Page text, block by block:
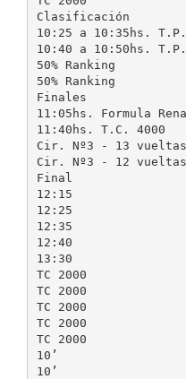
Clasificación
10:25 a 10:35hs.
10:40 a 10:50hs.
50% Ranking
50% Ranking
Finales
11:05hs. Formula
11:40hs. T.C. 4000
Cir. Nº3 - 13 vueltas
Cir. Nº3 - 12 vueltas
Final
12:15
12:25
12:35
12:40
13:30
TC 2000
TC 2000
TC 2000
TC 2000
TC 2000
10’
10’